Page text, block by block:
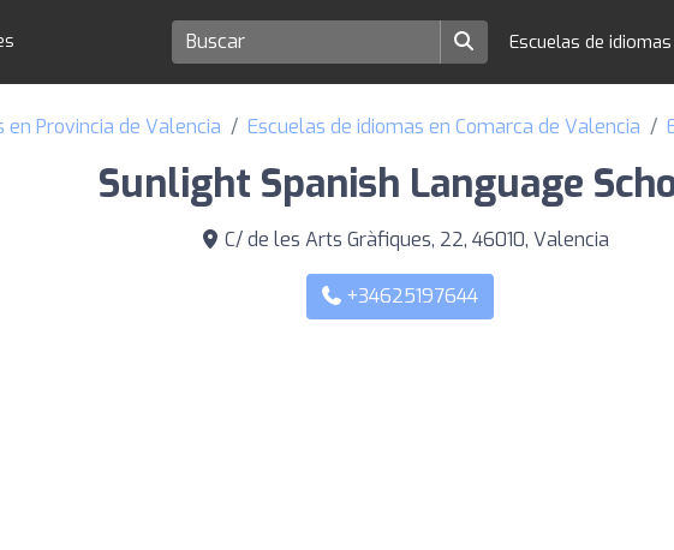
Escuelas de
en Provincia de Valencia Escuelas de idiomas en Comarca de Valencia
Sunlight Spanish Language
C/ de les Arts Gràfiques, 22, 46010, Valencia
+34625197644